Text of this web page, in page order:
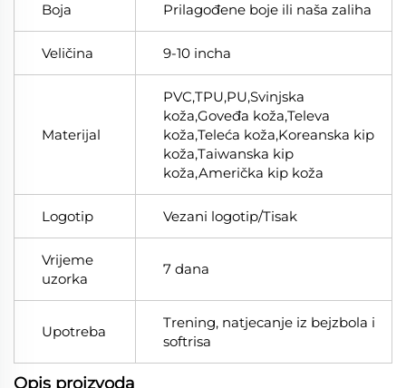
Boja Prilagođene boje ili naša zaliha
Veličina 9-10 incha
Materijal
PVC,TPU,PU,Svinjska
koža,Goveđa koža,Televa
koža,Teleća koža,Koreanska kip
koža,Taiwanska kip
koža,Američka kip koža
Logotip Vezani logotip/Tisak
Vrijeme
uzorka
7 dana
Upotreba
Trening, natjecanje iz bejzbola i
softrisa
Opis proizvoda